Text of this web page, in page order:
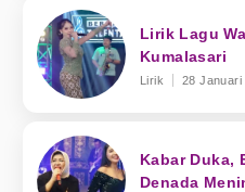
Lirik Lagu
Kumalasari
Lirik 28 Januari
Kabar Duka,
Denada